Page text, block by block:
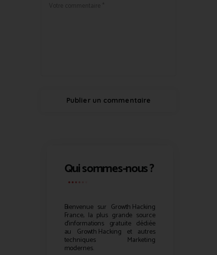
Qui sommes-nous ?
Bienvenue sur Growth Hacking
France, la plus grande source
d’informations gratuite dédiée
au Growth Hacking et autres
techniques Marketing
modernes.